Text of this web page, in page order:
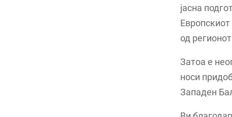
јасна
од
Затоа е
носи
Западен